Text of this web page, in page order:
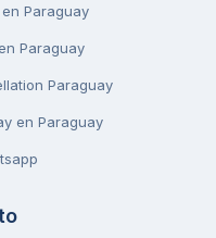
Paraguay
Paraguay
Paraguay
en Paraguay